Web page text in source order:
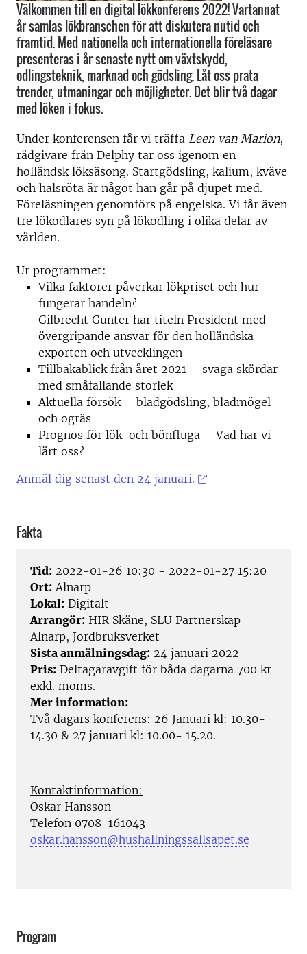
Välkommen till en digital lökkonferens 2022! Vartannat
år samlas lökbranschen för att diskutera nutid och
framtid. Med nationella och internationella föreläsare
presenteras i år senaste nytt om växtskydd,
odlingsteknik, marknad och gödsling. Låt oss prata
trender, utmaningar och möjligheter. Det blir två dagar
med löken i fokus.
Under konferensen får vi träffa Leen van Marion,
rådgivare från Delphy tar oss igenom en
holländsk löksäsong. Startgödsling, kalium, kväve
och halsröta är något han går på djupet med.
Föreläsningen genomförs på engelska. Vi får även
tre lökodlares syn på lökodling i olika delar av
världen.
Ur programmet:
Vilka faktorer påverkar lökpriset och hur
fungerar handeln?
Gilbrecht Gunter har titeln President med
övergripande ansvar för den holländska
exporten och utvecklingen
Tillbakablick från året 2021 – svaga skördar
med småfallande storlek
Aktuella försök – bladgödsling, bladmögel
och ogräs
Prognos för lök-och bönfluga – Vad har vi
lärt oss?
Anmäl dig senast den 24 januari.
Fakta
Tid: 2022-01-26 10:30 - 2022-01-27 15:20
Ort: Alnarp
Lokal: Digitalt
Arrangör: HIR Skåne, SLU Partnerskap
Alnarp, Jordbruksverket
Sista anmälningsdag: 24 januari 2022
Pris: Deltagaravgift för båda dagarna 700 kr
exkl. moms.
Mer information:
Två dagars konferens: 26 Januari kl: 10.30-
14.30 & 27 januari kl: 10.00- 15.20.
Kontaktinformation:
Oskar Hansson
Telefon 0708-161043
oskar.hansson@hushallningssallsapet.se
Program